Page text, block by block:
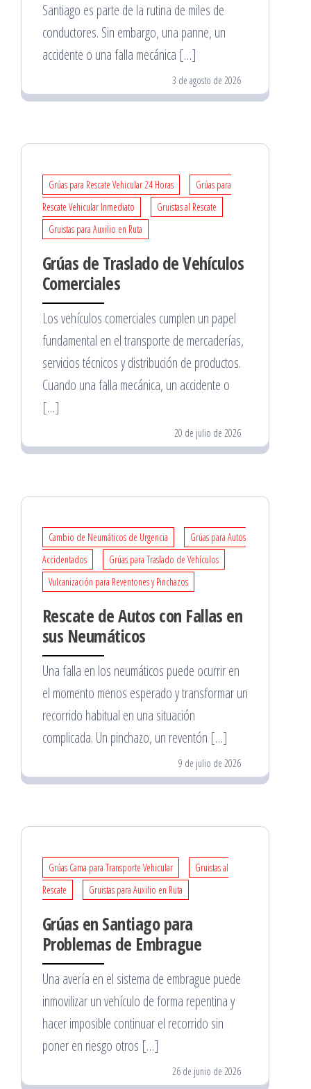
Santiago es parte de la rutina de miles de
conductores. Sin embargo, una panne, un
accidente o una falla mecánica […]
3 de agosto de 2026
Grúas para Rescate Vehicular 24 Horas
Grúas para
Rescate Vehicular Inmediato
Gruistas al Rescate
Gruistas para Auxilio en Ruta
Grúas de Traslado de Vehículos
Comerciales
Los vehículos comerciales cumplen un papel
fundamental en el transporte de mercaderías,
servicios técnicos y distribución de productos.
Cuando una falla mecánica, un accidente o
[…]
20 de julio de 2026
Cambio de Neumáticos de Urgencia
Grúas para Autos
Accidentados
Grúas para Traslado de Vehículos
Vulcanización para Reventones y Pinchazos
Rescate de Autos con Fallas en
sus Neumáticos
Una falla en los neumáticos puede ocurrir en
el momento menos esperado y transformar un
recorrido habitual en una situación
complicada. Un pinchazo, un reventón […]
9 de julio de 2026
Grúas Cama para Transporte Vehicular
Gruistas al
Rescate
Gruistas para Auxilio en Ruta
Grúas en Santiago para
Problemas de Embrague
Una avería en el sistema de embrague puede
inmovilizar un vehículo de forma repentina y
hacer imposible continuar el recorrido sin
poner en riesgo otros […]
26 de junio de 2026